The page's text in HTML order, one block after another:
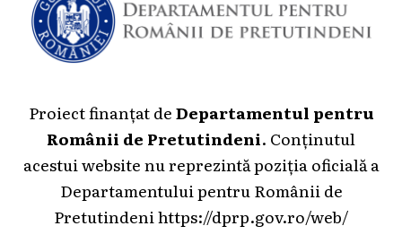
Proiect finanțat deDepartamentul pentru
Românii de Pretutindeni. Conținutul
acestui website nu reprezintă poziția oficială a
Departamentului pentru Românii de
Pretutindeni https://dprp.gov.ro/web/